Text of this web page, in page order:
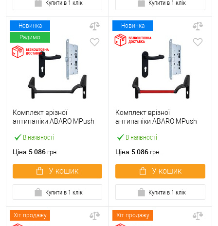
Купити в 1 клік Купити в 1 клік
Новинка
Радимо
В наявності
Комплект врізної
антипаніки ABARO МPush
чорний із замком та ручкою
Ціна 5 086 грн.
У кошик
Купити в 1 клік
Новинка
В наявності
Комплект врізної
антипаніки ABARO МPush
червоний із замком та
Ціна 5 086 грн.
У кошик
Купити в 1 клік
Хіт продажу Хіт продажу